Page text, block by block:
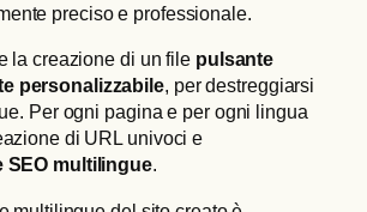
preciso e professionale.
la creazione di un file pulsante
personalizzabile, per destreggiarsi
Per ogni pagina e per ogni lingua
di URL univoci e
SEO multilingue.